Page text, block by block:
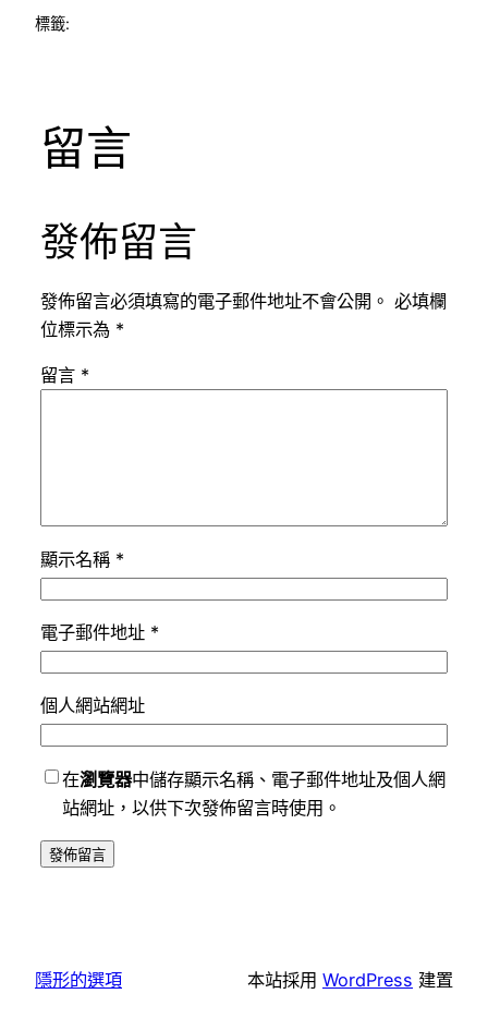
標籤:
留言
發佈留言
發佈留言必須填寫的電子郵件地址不會公開。 必填欄
位標示為 *
留言 *
顯示名稱 *
電子郵件地址 *
個人網站網址
在瀏覽器中儲存顯示名稱、電子郵件地址及個人網
站網址，以供下次發佈留言時使用。
隱形的選項 本站採用 WordPress 建置